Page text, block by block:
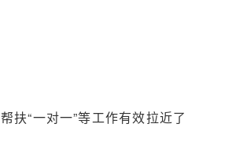
扶“一对一”等工作有效拉近了